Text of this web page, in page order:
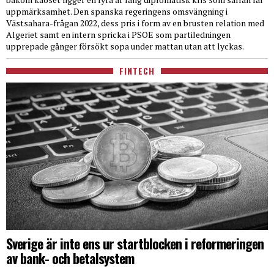
uppmärksamhet. Den spanska regeringens omsvängning i
Västsahara-frågan 2022, dess pris i form av en brusten relation med
Algeriet samt en intern spricka i PSOE som partiledningen
upprepade gånger försökt sopa under mattan utan att lyckas.
FINTECH
Sverige är inte ens ur startblocken i reformeringen
av bank- och betalsystem